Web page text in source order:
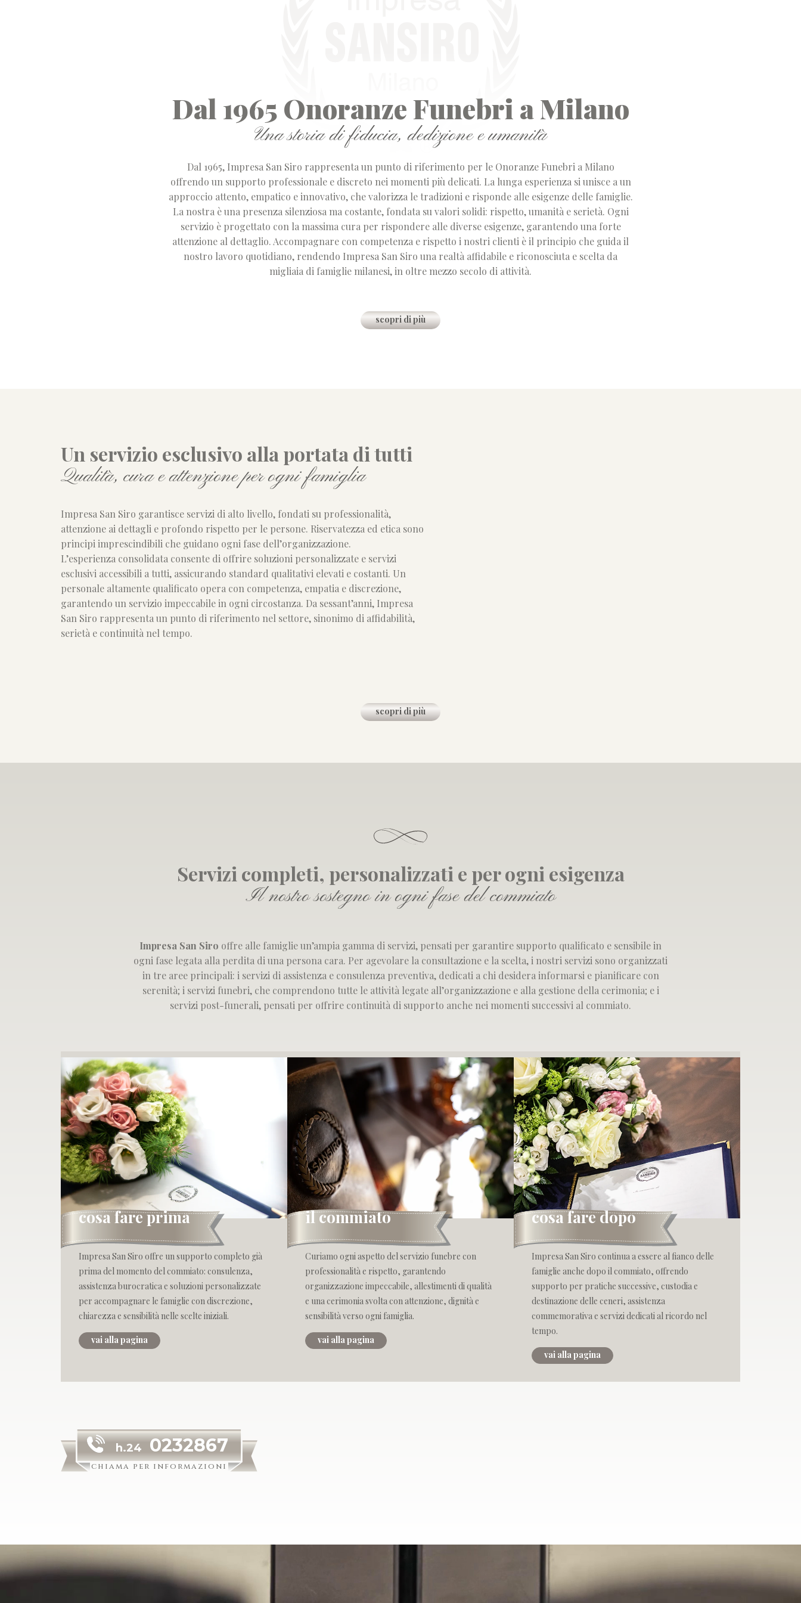
Dal 1965 Onoranze Funebri a Milano
Una storia di fiducia, dedizione e umanità
Dal 1965, Impresa San Siro rappresenta un punto di riferimento per le Onoranze Funebri a Milano
offrendo un supporto professionale e discreto nei momenti più delicati. La lunga esperienza si unisce a un
approccio attento, empatico e innovativo, che valorizza le tradizioni e risponde alle esigenze delle famiglie.
La nostra è una presenza silenziosa ma costante, fondata su valori solidi: rispetto, umanità e serietà. Ogni
servizio è progettato con la massima cura per rispondere alle diverse esigenze, garantendo una forte
attenzione al dettaglio. Accompagnare con competenza e rispetto i nostri clienti è il principio che guida il
nostro lavoro quotidiano, rendendo Impresa San Siro una realtà affidabile e riconosciuta e scelta da
migliaia di famiglie milanesi, in oltre mezzo secolo di attività.
scopri di più
Un servizio esclusivo alla portata di tutti
Qualità, cura e attenzione per ogni famiglia
Impresa San Siro garantisce servizi di alto livello, fondati su professionalità,
attenzione ai dettagli e profondo rispetto per le persone. Riservatezza ed etica sono
principi imprescindibili che guidano ogni fase dell’organizzazione.
L’esperienza consolidata consente di offrire soluzioni personalizzate e servizi
esclusivi accessibili a tutti, assicurando standard qualitativi elevati e costanti. Un
personale altamente qualificato opera con competenza, empatia e discrezione,
garantendo un servizio impeccabile in ogni circostanza. Da sessant’anni, Impresa
San Siro rappresenta un punto di riferimento nel settore, sinonimo di affidabilità,
serietà e continuità nel tempo.
scopri di più
Servizi completi, personalizzati e per ogni esigenza
Il nostro sostegno in ogni fase del commiato
Impresa San Siro offre alle famiglie un’ampia gamma di servizi, pensati per garantire supporto qualificato e sensibile in
ogni fase legata alla perdita di una persona cara. Per agevolare la consultazione e la scelta, i nostri servizi sono organizzati
in tre aree principali: i servizi di assistenza e consulenza preventiva, dedicati a chi desidera informarsi e pianificare con
serenità; i servizi funebri, che comprendono tutte le attività legate all’organizzazione e alla gestione della cerimonia; e i
servizi post-funerali, pensati per offrire continuità di supporto anche nei momenti successivi al commiato.
cosa fare prima
Impresa San Siro offre un supporto completo già
prima del momento del commiato: consulenza,
assistenza burocratica e soluzioni personalizzate
per accompagnare le famiglie con discrezione,
chiarezza e sensibilità nelle scelte iniziali.
vai alla pagina
il commiato
Curiamo ogni aspetto del servizio funebre con
professionalità e rispetto, garantendo
organizzazione impeccabile, allestimenti di qualità
e una cerimonia svolta con attenzione, dignità e
sensibilità verso ogni famiglia.
vai alla pagina
cosa fare dopo
Impresa San Siro continua a essere al fianco delle
famiglie anche dopo il commiato, offrendo
supporto per pratiche successive, custodia e
destinazione delle ceneri, assistenza
commemorativa e servizi dedicati al ricordo nel
tempo.
vai alla pagina
h.24 0232867
chiama per informazioni